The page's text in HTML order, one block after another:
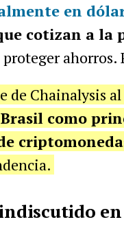
en
cotizan a la
ahorros.
de Chainalysis
como